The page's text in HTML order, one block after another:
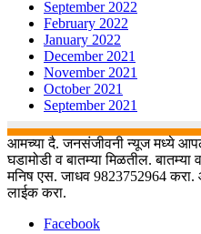
September 2022
February 2022
January 2022
December 2021
November 2021
October 2021
September 2021
आमच्या दै. जनसंजीवनी न्यूज मध्ये
घडामोडी व बातम्या मिळतील.
मनिष एस. जाधव 9823752964
लाईक करा.
Facebook